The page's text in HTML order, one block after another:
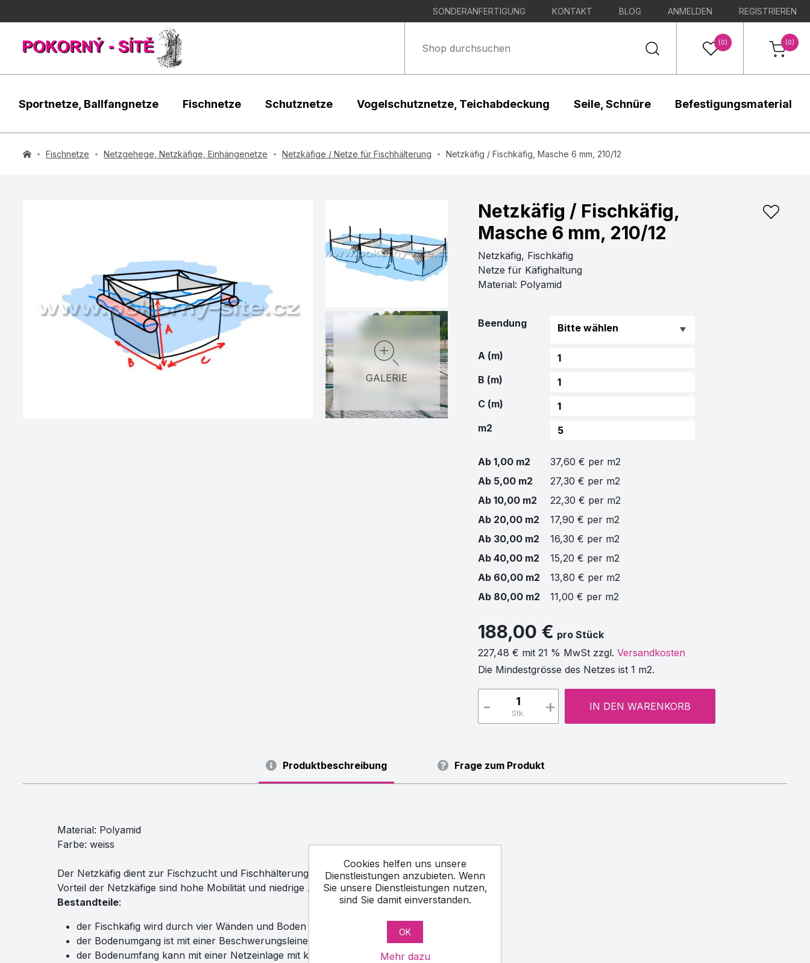
SONDERANFERTIGUNG KONTAKT BLOG ANMELDEN REGISTRIEREN
(0) (0)
Cookies helfen uns unsere
Dienstleistungen anzubieten. Wenn
Sie unsere Dienstleistungen nutzen,
sind Sie damit einverstanden.
OK
Mehr dazu
Sportnetze, Ballfangnetze Fischnetze Schutznetze Vogelschutznetze, Teichabdeckung Seile, Schnüre Befestigungsmaterial
Fischnetze Netzgehege, Netzkäfige, Einhängenetze Netzkäfige / Netze für Fischhälterung Netzkäfig / Fischkäfig, Masche 6 mm, 210/12
GALERIE
Netzkäfig / Fischkäfig,
Masche 6 mm, 210/12
Netzkäfig, Fischkäfig
Netze für Käfighaltung
Material: Polyamid
Beendung
A (m)
B (m)
C (m)
m2
Ab 1,00 m2
37,60 € per m2
Ab 5,00 m2
27,30 € per m2
Ab 10,00 m2
22,30 € per m2
Ab 20,00 m2
17,90 € per m2
Ab 30,00 m2
16,30 € per m2
Ab 40,00 m2
15,20 € per m2
Ab 60,00 m2
13,80 € per m2
Ab 80,00 m2
11,00 € per m2
188,00 € pro Stück
227,48 € mit 21 % MwSt zzgl. Versandkosten
Die Mindestgrösse des Netzes ist 1 m2.
Stk. +
- IN DEN WARENKORB
Produktbeschreibung Frage zum Produkt
Material: Polyamid
Farbe: weiss
Der Netzkäfig dient zur Fischzucht und Fischhälterung
Vorteil der Netzkäfige sind hohe Mobilität und niedrige Anlagenintensität.
Bestandteile:
der Fischkäfig wird durch vier Wänden und Boden gebildet
der Bodenumgang ist mit einer Beschwerungsleine umgenäht
der Bodenumfang kann mit einer Netzeinlage mit kleinerer Maschenweite versehen werden